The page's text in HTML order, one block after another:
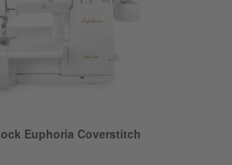
Euphoria Coverstitch